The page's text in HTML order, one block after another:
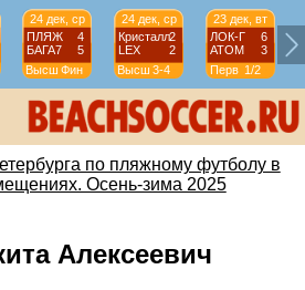
24 дек, ср
ПЛЯЖ
4
БАГА7
5
Высш Фин
24 дек, ср
Кристалл2
LEX
2
Высш 3-4
23 дек, вт
ЛОК-Г
6
АТОМ
3
Перв 1/2
по пляжному футболу в
Осень-зима 2025
Алексеевич